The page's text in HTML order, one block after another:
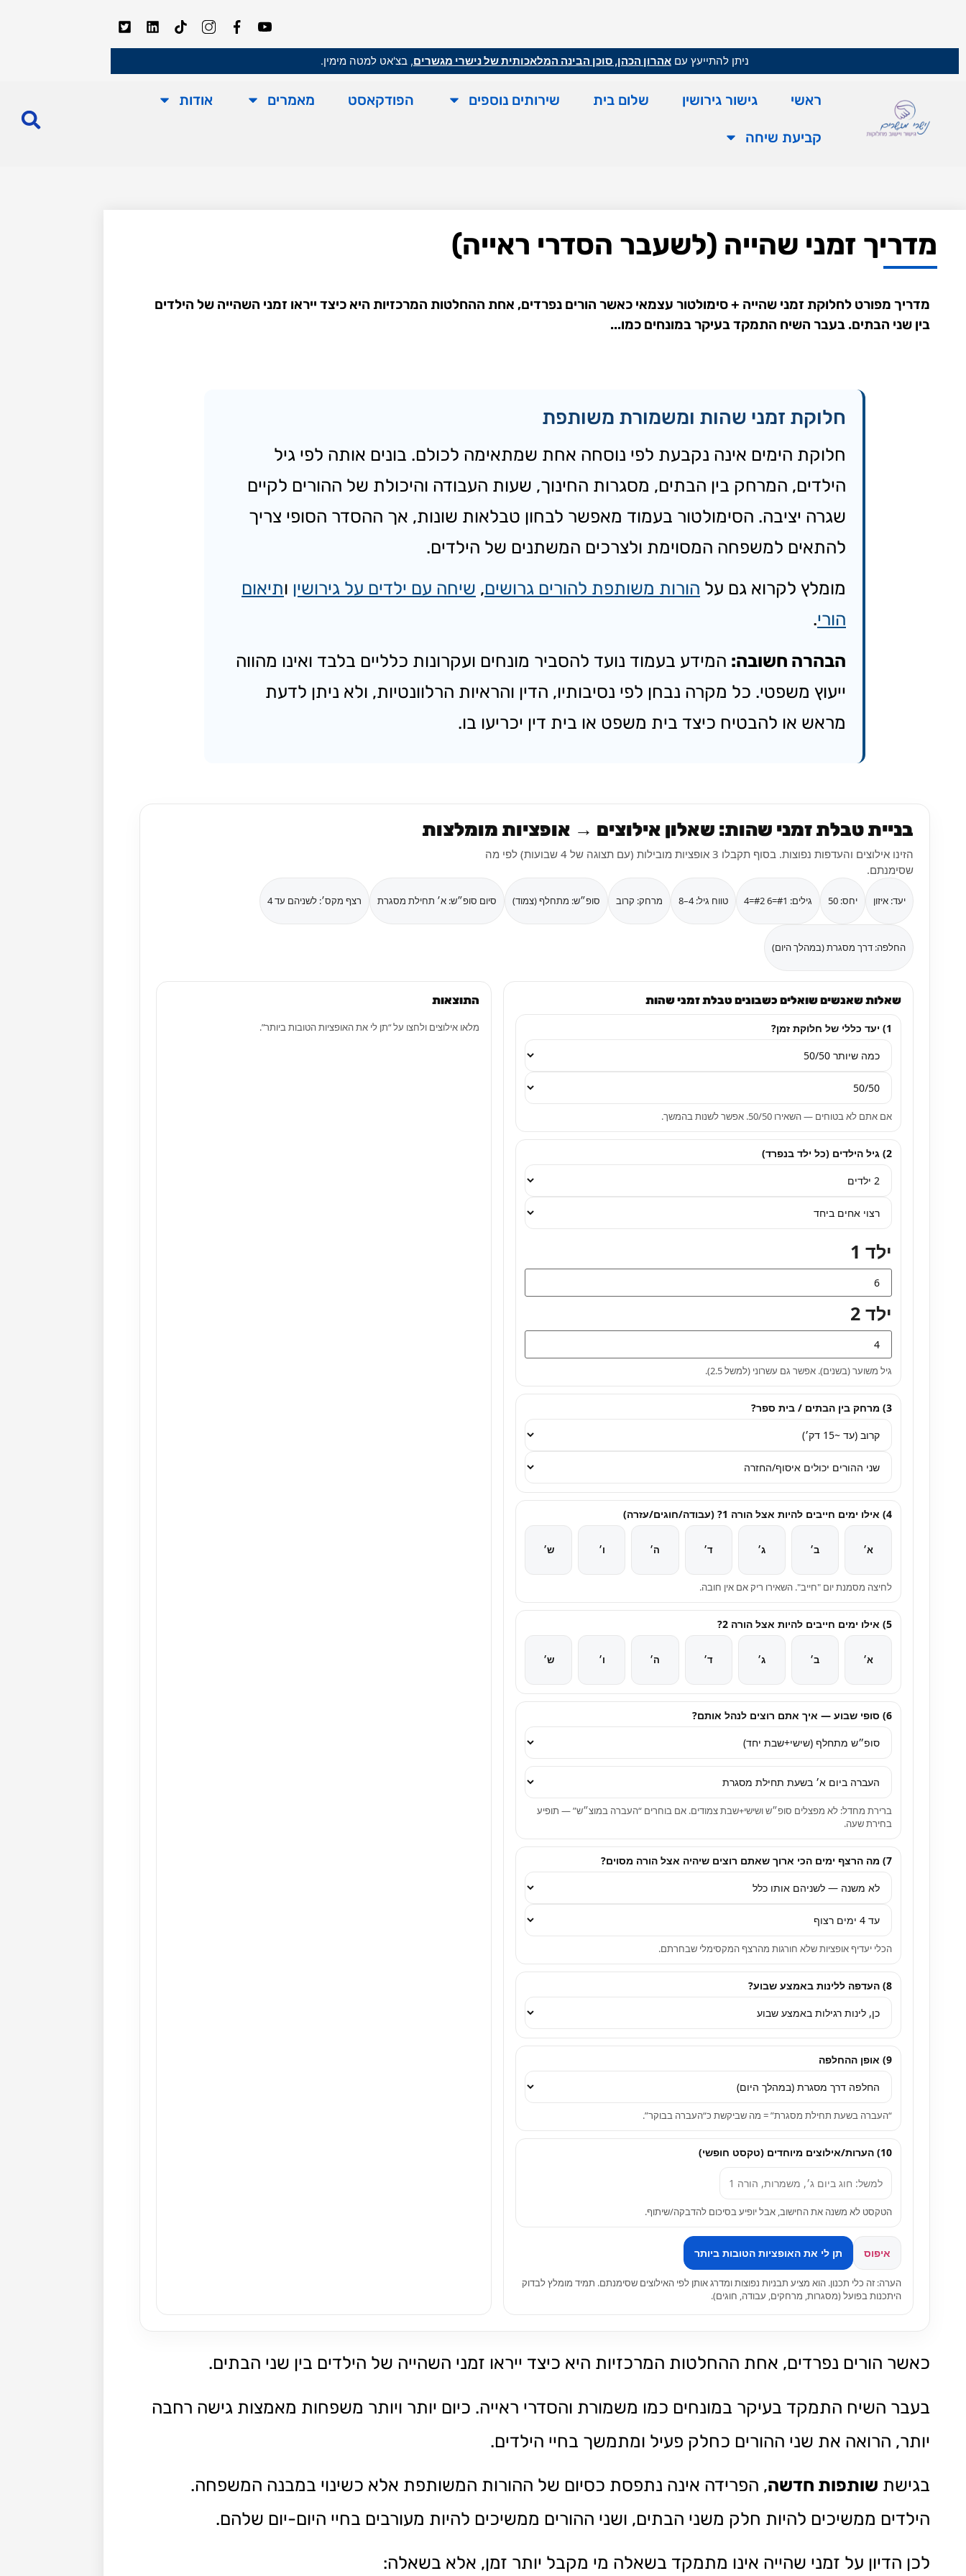
ניתן להתייעץ עם אהרון הכהן, סוכן הבינה המלאכותית של נישרי מגשרים, בצ'אט למטה מימין.
ראשי גישור גירושין שלום בית שירותים נוספים הפודקאסט מאמרים אודות
קביעת שיחה
מדריך זמני שהייה (לשעבר הסדרי ראייה)
מדריך מפורט לחלוקת זמני שהייה + סימולטור עצמאי כאשר הורים נפרדים, אחת ההחלטות המרכזיות היא כיצד ייראו זמני השהייה של הילדים
בין שני הבתים. בעבר השיח התמקד בעיקר במונחים כמו...
חלוקת זמני שהות ומשמורת משותפת
חלוקת הימים אינה נקבעת לפי נוסחה אחת שמתאימה לכולם. בונים אותה לפי גיל
הילדים, המרחק בין הבתים, מסגרות החינוך, שעות העבודה והיכולת של ההורים לקיים
שגרה יציבה. הסימולטור בעמוד מאפשר לבחון טבלאות שונות, אך ההסדר הסופי צריך
להתאים למשפחה המסוימת ולצרכים המשתנים של הילדים.
מומלץ לקרוא גם על הורות משותפת להורים גרושים, שיחה עם ילדים על גירושין ותיאום
הורי.
הבהרה חשובה: המידע בעמוד נועד להסביר מונחים ועקרונות כלליים בלבד ואינו מהווה
ייעוץ משפטי. כל מקרה נבחן לפי נסיבותיו, הדין והראיות הרלוונטיות, ולא ניתן לדעת
מראש או להבטיח כיצד בית משפט או בית דין יכריעו בו.
בניית טבלת זמני שהות: שאלון אילוצים → אופציות מומלצות
הזינו אילוצים והעדפות נפוצות. בסוף תקבלו 3 אופציות מובילות (עם תצוגה של 4 שבועות) לפי מה
שסימנתם.
יעד: איזון יחס: 50 גילים: #1=6 #2=4 טווח גיל: 4–8 מרחק: קרוב סופ״ש: מתחלף (צמוד) סיום סופ״ש: א׳ תחילת מסגרת רצף מקס׳: לשניהם עד 4
החלפה: דרך מסגרת (במהלך היום)
שאלות שאנשים שואלים כשבונים טבלת זמני שהות
1) יעד כללי של חלוקת זמן?
אם אתם לא בטוחים — השאירו 50/50. אפשר לשנות בהמשך.
2) גיל הילדים (כל ילד בנפרד)
ילד 1
ילד 2
גיל משוער (בשנים). אפשר גם עשרוני (למשל 2.5).
3) מרחק בין הבתים / בית ספר?
4) אילו ימים חייבים להיות אצל הורה 1? (עבודה/חוגים/עזרה)
א׳ ב׳ ג׳ ד׳ ה׳ ו׳ ש׳
לחיצה מסמנת יום "חייב". השאירו ריק אם אין חובה.
5) אילו ימים חייבים להיות אצל הורה 2?
א׳ ב׳ ג׳ ד׳ ה׳ ו׳ ש׳
6) סופי שבוע — איך אתם רוצים לנהל אותם?
ברירת מחדל: לא מפצלים סופ״ש ושישי+שבת צמודים. אם בוחרים “העברה במוצ״ש” — תופיע
בחירת שעה.
7) מה הרצף ימים הכי ארוך שאתם רוצים שיהיה אצל הורה מסוים?
הכלי יעדיף אופציות שלא חורגות מהרצף המקסימלי שבחרתם.
8) העדפה ללינות באמצע שבוע?
9) אופן ההחלפה
“העברה בשעת תחילת מסגרת” = מה שביקשת כ“העברה בבוקר”.
10) הערות/אילוצים מיוחדים (טקסט חופשי)
הטקסט לא משנה את החישוב, אבל יופיע בסיכום להדבקה/שיתוף.
איפוס תן לי את האופציות הטובות ביותר
הערה: זה כלי תכנון. הוא מציע תבניות נפוצות ומדרג אותן לפי האילוצים שסימנתם. תמיד מומלץ לבדוק
היתכנות בפועל (מסגרות, מרחקים, עבודה, חוגים).
התוצאות
מלאו אילוצים ולחצו על “תן לי את האופציות הטובות ביותר”.
כאשר הורים נפרדים, אחת ההחלטות המרכזיות היא כיצד ייראו זמני השהייה של הילדים בין שני הבתים.
בעבר השיח התמקד בעיקר במונחים כמו משמורת והסדרי ראייה. כיום יותר ויותר משפחות מאמצות גישה רחבה
יותר, הרואה את שני ההורים כחלק פעיל ומתמשך בחיי הילדים.
בגישת שותפות חדשה, הפרידה אינה נתפסת כסיום של ההורות המשותפת אלא כשינוי במבנה המשפחה.
הילדים ממשיכים להיות חלק משני הבתים, ושני ההורים ממשיכים להיות מעורבים בחיי היום-יום שלהם.
לכן הדיון על זמני שהייה אינו מתמקד בשאלה מי מקבל יותר זמן, אלא בשאלה: